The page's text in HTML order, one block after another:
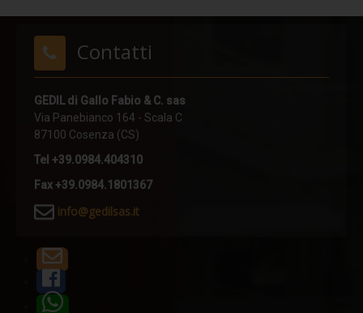
TURN POLE HI
PIN
RING
UNDER FIX
PLATE X PLUS
CRIMP
PLATE A
Contatti
GEDIL di Gallo Fabio & C. sas
Via Panebianco 164 - Scala C
87100 Cosenza (CS)
Tel +39.0984.404310
Fax +39.0984.1801367
info@gedilsas.it